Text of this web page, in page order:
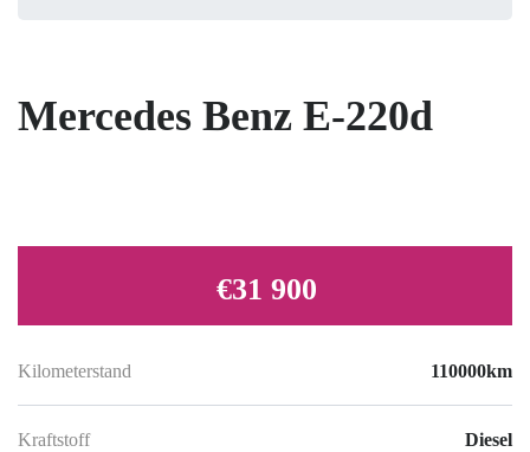
Mercedes Benz E-220d
€31 900
Kilometerstand 110000km
Kraftstoff Diesel